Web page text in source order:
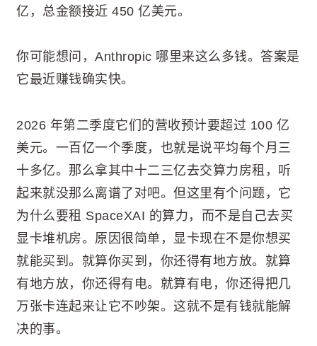
亿，总金额接近 450 亿美元。
你可能想问，Anthropic 哪里来这么多钱。答案是
它最近赚钱确实快。
2026 年第二季度它们的营收预计要超过 100 亿
美元。一百亿一个季度，也就是说平均每个月三
十多亿。那么拿其中十二三亿去交算力房租，听
起来就没那么离谱了对吧。但这里有个问题，它
为什么要租 SpaceXAI 的算力，而不是自己去买
显卡堆机房。原因很简单，显卡现在不是你想买
就能买到。就算你买到，你还得有地方放。就算
有地方放，你还得有电。就算有电，你还得把几
万张卡连起来让它不吵架。这就不是有钱就能解
决的事。